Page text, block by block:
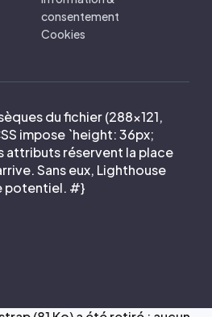
consentement
Cookies
du fichier (288×121,
impose `height: 36px;
attributs réservent la place
Sans eux, Lighthouse
potentiel. #}